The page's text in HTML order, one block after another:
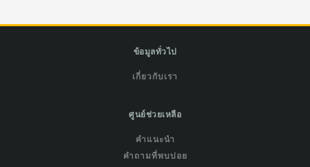
ข้อมูลทั่วไป
เกี่ยวกับเรา
ศูนย์ช่วยเหลือ
คำแนะนำ
คำถามที่พบบ่อย